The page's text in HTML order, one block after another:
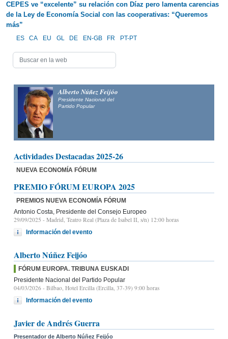
CEPES ve “excelente” su relación con Díaz pero lamenta carencias
de la Ley de Economía Social con las cooperativas: “Queremos
más”
ES CA EU GL DE EN-GB FR PT-PT
Alberto Núñez Feijóo
Presidente Nacional del
Partido Popular
Actividades Destacadas 2025-26
NUEVA ECONOMÍA FÓRUM
PREMIO FÓRUM EUROPA 2025
PREMIOS NUEVA ECONOMÍA FÓRUM
Antonio Costa, Presidente del Consejo Europeo
29/09/2025 - Madrid, Teatro Real (Plaza de Isabel II, s/n) 12:00 horas
Información del evento
Alberto Núñez Feijóo
FÓRUM EUROPA. TRIBUNA EUSKADI
Presidente Nacional del Partido Popular
04/03/2026 - Bilbao, Hotel Ercilla (Ercilla, 37-39) 9:00 horas
Información del evento
Javier de Andrés Guerra
Presentador de Alberto Núñez Feijóo